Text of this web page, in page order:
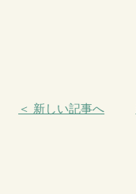
＜ 新しい記事へ